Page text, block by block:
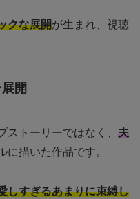
クな展開が生まれ、視聴
開
ストーリーではなく、 夫
に描いた作品です。
しすぎるあまりに束縛し